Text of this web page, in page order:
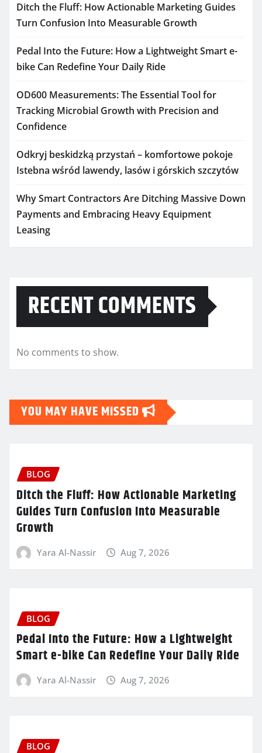
Ditch the Fluff: How Actionable Marketing Guides
Turn Confusion Into Measurable Growth
Pedal Into the Future: How a Lightweight Smart e-
bike Can Redefine Your Daily Ride
OD600 Measurements: The Essential Tool for
Tracking Microbial Growth with Precision and
Confidence
Odkryj beskidzką przystań – komfortowe pokoje
Istebna wśród lawendy, lasów i górskich szczytów
Why Smart Contractors Are Ditching Massive Down
Payments and Embracing Heavy Equipment
Leasing
RECENT COMMENTS
No comments to show.
YOU MAY HAVE MISSED
BLOG
Ditch the Fluff: How Actionable Marketing
Guides Turn Confusion Into Measurable
Growth
Yara Al-Nassir Aug 7, 2026
BLOG
Pedal Into the Future: How a Lightweight
Smart e-bike Can Redefine Your Daily Ride
Yara Al-Nassir Aug 7, 2026
BLOG